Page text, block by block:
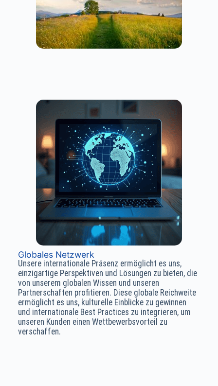
Globales Netzwerk
Unsere internationale Präsenz ermöglicht es uns,
einzigartige Perspektiven und Lösungen zu bieten, die
von unserem globalen Wissen und unseren
Partnerschaften profitieren. Diese globale Reichweite
ermöglicht es uns, kulturelle Einblicke zu gewinnen
und internationale Best Practices zu integrieren, um
unseren Kunden einen Wettbewerbsvorteil zu
verschaffen.